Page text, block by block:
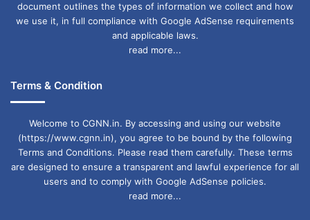
document outlines the types of information we collect and how
we use it, in full compliance with Google AdSense requirements
and applicable laws.
read more...
Terms & Condition
Welcome to CGNN.in. By accessing and using our website
(https://www.cgnn.in), you agree to be bound by the following
Terms and Conditions. Please read them carefully. These terms
are designed to ensure a transparent and lawful experience for all
users and to comply with Google AdSense policies.
read more...